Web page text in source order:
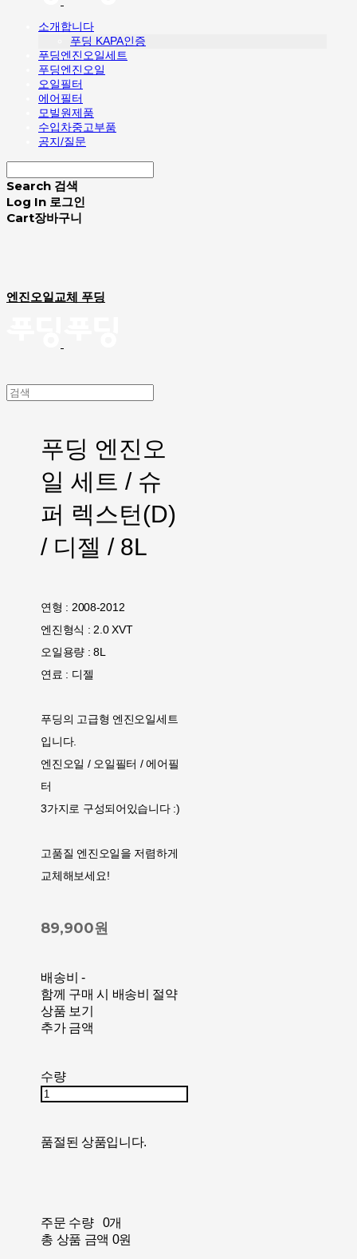
소개합니다
푸딩 KAPA인증
푸딩엔진오일세트
푸딩엔진오일
오일필터
에어필터
모빌원제품
수입차중고부품
공지/질문
Search 검색
Log In 로그인
Cart장바구니
엔진오일교체 푸딩
푸딩 엔진오
일 세트 / 슈
퍼 렉스턴(D)
/ 디젤 / 8L
연형 : 2008-2012
엔진형식 : 2.0 XVT
오일용량 : 8L
연료 : 디젤
푸딩의 고급형 엔진오일세트
입니다.
엔진오일 / 오일필터 / 에어필
터
3가지로 구성되어있습니다 :)
고품질 엔진오일을 저렴하게
교체해보세요!
89,900원
배송비 -
함께 구매 시 배송비 절약
상품 보기
추가 금액
수량
품절된 상품입니다.
주문 수량
0개
총 상품 금액 0원